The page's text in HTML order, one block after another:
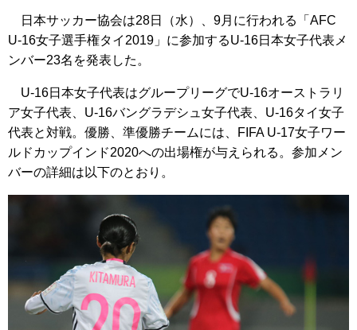
日本サッカー協会は28日（水）、9月に行われる「AFC
U-16女子選手権タイ2019」に参加するU-16日本女子代表メ
ンバー23名を発表した。
U-16日本女子代表はグループリーグでU-16オーストラリ
ア女子代表、U-16バングラデシュ女子代表、U-16タイ女子
代表と対戦。優勝、準優勝チームには、FIFA U-17女子ワー
ルドカップインド2020への出場権が与えられる。参加メン
バーの詳細は以下のとおり。